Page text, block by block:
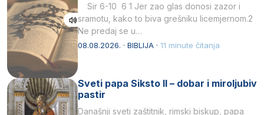
Sir 6-10 6 1 Jer zao glas donosi zazor i
sramotu, kako to biva grešniku licemjernom.2
Ne predaj se u…
08.08.2026. · BIBLIJA · 11 minute čitanja
Sveti papa Siksto II – dobar i miroljubiv
pastir
Današnji sveti zaštitnik, rimski biskup, papa